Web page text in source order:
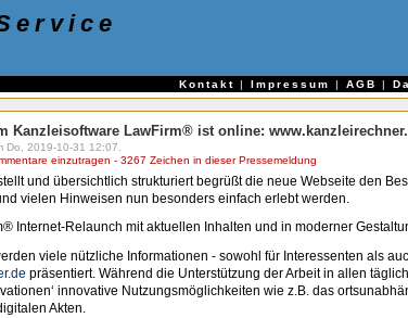
Kontakt | Impressum | AGB |
Kanzleisoftware LawFirm® ist online:
Do, 2019-10-31 12:07.
einzutragen - 3267 Zeichen in dieser Pressemeldung
und übersichtlich strukturiert begrüßt die neue Webseite den
vielen Hinweisen nun besonders einfach erlebt werden.
Internet-Relaunch mit aktuellen Inhalten und in moderner
viele nützliche Informationen - sowohl für Interessenten als
präsentiert. Während die Unterstützung der Arbeit in allen
innovative Nutzungsmöglichkeiten wie z.B. das
Akten.